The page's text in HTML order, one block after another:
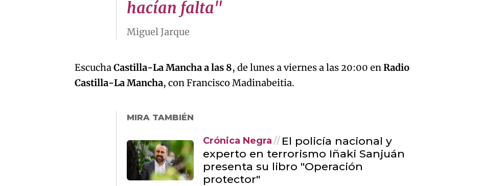
hacían falta"
Miguel Jarque
EscuchaCastilla-La Mancha a las 8, de lunes a viernes a las 20:00 enRadio
Castilla-La Mancha, con Francisco Madinabeitia.
MIRA TAMBIÉN
Crónica Negra
El policía nacional y
experto en terrorismo Iñaki Sanjuán
presenta su libro "Operación
protector"